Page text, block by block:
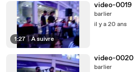
1:27 | À suivre
video-0019
barlier
il y a 20 ans
video-0020
barlier